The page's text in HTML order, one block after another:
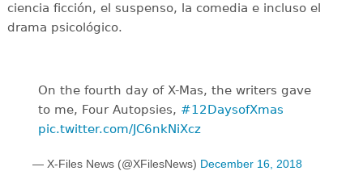
ciencia ficción, el suspenso, la comedia e incluso el
drama psicológico.
On the fourth day of X-Mas, the writers gave
to me, Four Autopsies, #12DaysofXmas
pic.twitter.com/JC6nkNiXcz
— X-Files News (@XFilesNews) December 16, 2018